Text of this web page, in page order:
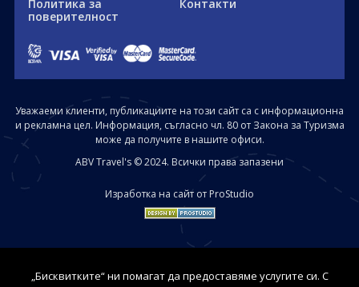
Политика за
поверителност
Контакти
Уважаеми клиенти, публикациите на този сайт са с информационна
и рекламна цел. Информация, съгласно чл. 80 от Закона за Туризма
може да получите в нашите офиси.
ABV Travel's © 2024. Всички права запазени
Изработка на сайт от ProStudio
„Бисквитките“ ни помагат да предоставяме услугите си. С